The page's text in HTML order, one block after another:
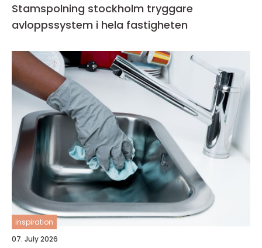
Stamspolning stockholm tryggare
avloppssystem i hela fastigheten
inspiration
07. July 2026